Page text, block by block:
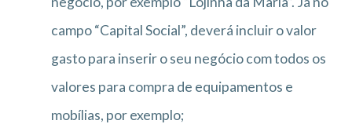
campo “Capital Social”, deverá incluir o valor
gasto para inserir o seu negócio com todos os
valores para compra de equipamentos e
mobílias, por exemplo;